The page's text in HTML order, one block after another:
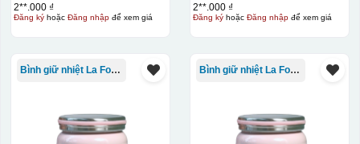
bề mặt, phẳng và
cong
Kiểu hộp:
2**.000 ₫
Đăng kýhoặc Đăng nhậpđể xem giá
2**.000 ₫
Đăng kýhoặc Đăng nhậpđể xem giá
Bình giữ nhiệt La Fonte Bình giữ nhiệt La Fonte